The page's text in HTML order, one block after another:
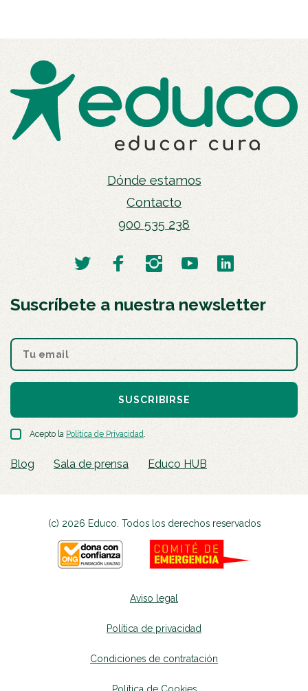
Dónde estamos
Contacto
900 535 238
Suscríbete a nuestra newsletter
SUSCRIBIRSE
Acepto la Política de Privacidad.
Blog Sala de prensa Educo HUB
(c) 2026 Educo. Todos los derechos reservados
Aviso legal
Política de privacidad
Condiciones de contratación